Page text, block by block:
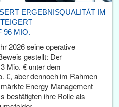
ERGEBNISQUALITÄT IM
96 MIO.
2026 seine operative
gestellt: Der
Mio. € unter dem
€, aber dennoch im Rahmen
Energy Management
bestätigten ihre Rolle als